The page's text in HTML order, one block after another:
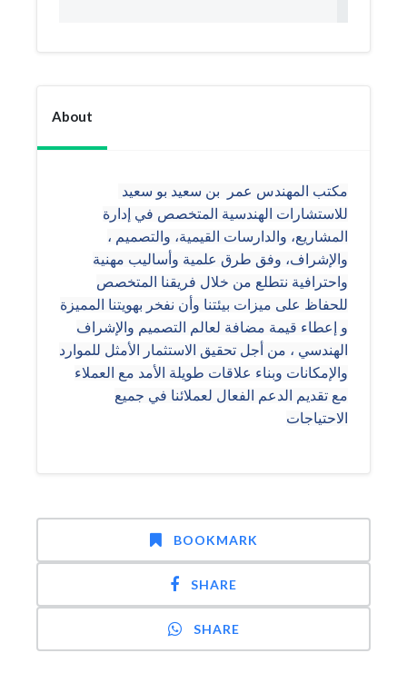
About
مكتب المهندس عمر بن سعيد بو سعيد
للاستشارات الهندسية المتخصص في إدارة
المشاريع، والدارسات القيمية، والتصميم ،
والإشراف، وفق طرق علمية وأساليب مهنية
واحترافية نتطلع من خلال فريقنا المتخصص
للحفاظ على ميزات بيئتنا وأن نفخر بهويتنا المميزة
و إعطاء قيمة مضافة لعالم التصميم والإشراف
الهندسي ، من أجل تحقيق الاستثمار الأمثل للموارد
والإمكانات وبناء علاقات طويلة الأمد مع العملاء
مع تقديم الدعم الفعال لعملائنا في جميع
الاحتياجات
BOOKMARK
SHARE
SHARE